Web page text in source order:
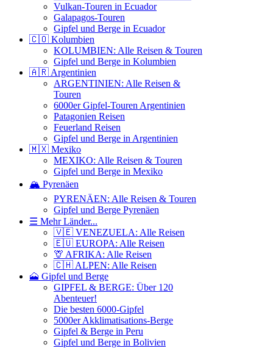
Vulkan-Touren in Ecuador
Galapagos-Touren
Gipfel und Berge in Ecuador
🇨🇴 Kolumbien
KOLUMBIEN: Alle Reisen & Touren
Gipfel und Berge in Kolumbien
🇦🇷 Argentinien
ARGENTINIEN: Alle Reisen &
Touren
6000er Gipfel-Touren Argentinien
Patagonien Reisen
Feuerland Reisen
Gipfel und Berge in Argentinien
🇲🇽 Mexiko
MEXIKO: Alle Reisen & Touren
Gipfel und Berge in Mexiko
🏔️ Pyrenäen
PYRENÄEN: Alle Reisen & Touren
Gipfel und Berge Pyrenäen
☰ Mehr Länder...
🇻🇪 VENEZUELA: Alle Reisen
🇪🇺 EUROPA: Alle Reisen
🦒 AFRIKA: Alle Reisen
🇨🇭 ALPEN: Alle Reisen
🗻 Gipfel und Berge
GIPFEL & BERGE: Über 120
Abenteuer!
Die besten 6000-Gipfel
5000er Akklimatisations-Berge
Gipfel & Berge in Peru
Gipfel und Berge in Bolivien